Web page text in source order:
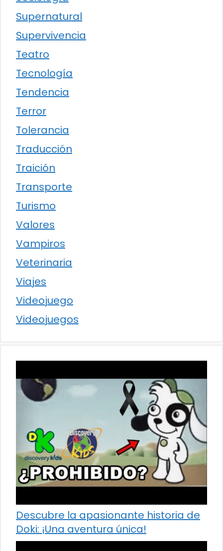
Supernatural
Supervivencia
Teatro
Tecnología
Tendencia
Terror
Tolerancia
Traducción
Traición
Transporte
Turismo
Valores
Vampiros
Veterinaria
Viajes
Videojuego
Videojuegos
Descubre la apasionante historia de
Doki: ¡Una aventura única!